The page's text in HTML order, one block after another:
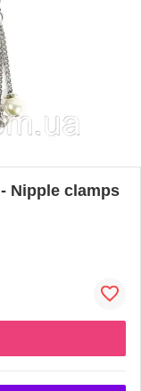
Nipple clamps